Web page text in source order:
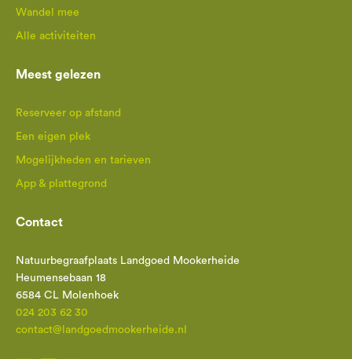
Wandel mee
Alle activiteiten
Meest gelezen
Reserveer op afstand
Een eigen plek
Mogelijkheden en tarieven
App & plattegrond
Contact
Natuurbegraafplaats Landgoed Mookerheide
Heumensebaan 18
6584 CL Molenhoek
024 203 62 30
contact@landgoedmookerheide.nl